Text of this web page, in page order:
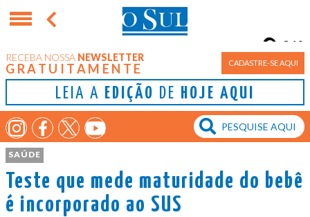
RECEBA NOSSA NEWSLETTER
GRATUITAMENTE CADASTRE-SE AQUI
LEIA A EDIÇÃO DE HOJE AQUI
Porto Alegre
21°
SAÚDE
Teste que mede maturidade do bebê
é incorporado ao SUS